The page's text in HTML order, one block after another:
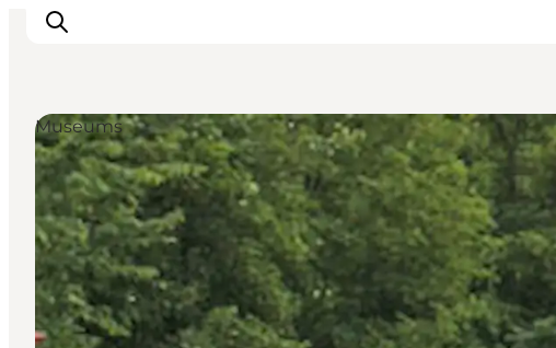
Inspirations
Destinations
Quoi faire
Hébergements
Planifiez votre voyage
Museums